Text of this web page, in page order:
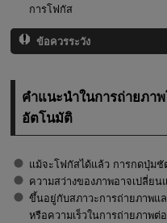
การโฟกัส
ข้อควรระวัง
คำแนะนำในการถ่ายภา
อัตโนมัติ
แม้จะโฟกัสได้แล้ว การกดปุ่มชั
ความสว่างของภาพอาจเปลี่ย
ขึ้นอยู่กับสภาวะการถ่ายภาพแ
หรือความเร็วในการถ่ายภาพต่